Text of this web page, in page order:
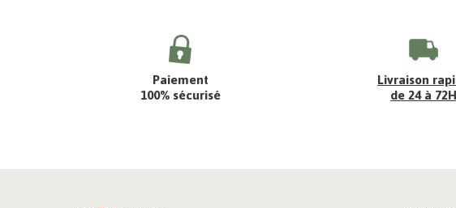
Paiement
100% sécurisé
Livraison
de 24 à 72H